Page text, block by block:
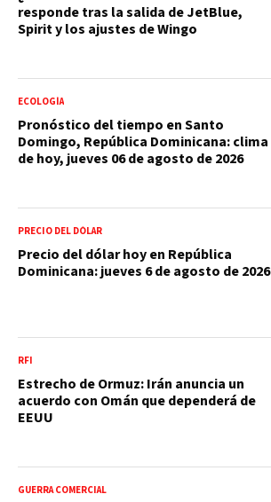
responde tras la salida de JetBlue,
Spirit y los ajustes de Wingo
ECOLOGÍA
Pronóstico del tiempo en Santo
Domingo, República Dominicana: clima
de hoy, jueves 06 de agosto de 2026
PRECIO DEL DÓLAR
Precio del dólar hoy en República
Dominicana: jueves 6 de agosto de 2026
RFI
Estrecho de Ormuz: Irán anuncia un
acuerdo con Omán que dependerá de
EEUU
GUERRA COMERCIAL